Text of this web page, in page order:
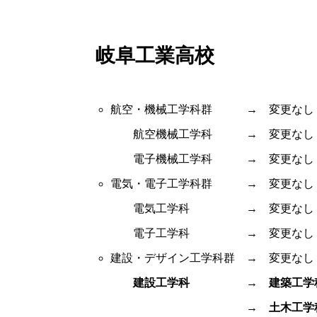
岐阜工業高校
航空・機械工学科群 → 変更なし
航空機械工学科 → 変更なし
電子機械工学科 → 変更なし
電気・電子工学科群 → 変更なし
電気工学科 → 変更なし
電子工学科 → 変更なし
建設・デザイン工学科群 → 変更なし
建設工学科→ 建築工学
→ 土木工学